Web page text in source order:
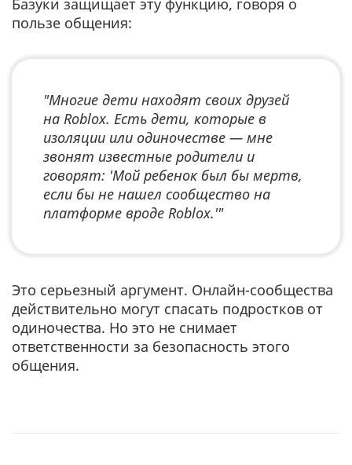
Базуки защищает эту функцию, говоря о
пользе общения:
"Многие дети находят своих друзей
на Roblox. Есть дети, которые в
изоляции или одиночестве — мне
звонят известные родители и
говорят: 'Мой ребенок был бы мертв,
если бы не нашел сообщество на
платформе вроде Roblox.'"
Это серьезный аргумент. Онлайн-сообщества
действительно могут спасать подростков от
одиночества. Но это не снимает
ответственности за безопасность этого
общения.